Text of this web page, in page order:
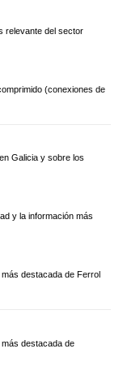
relevante del sector
(conexiones de
Galicia y sobre los
y la información más
destacada de Ferrol
destacada de